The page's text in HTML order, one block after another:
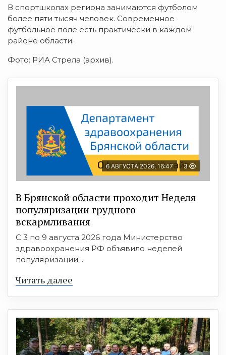
В спортшколах региона занимаются футболом
более пяти тысяч человек. Современное
футбольное поле есть практически в каждом
районе области.
Фото: РИА Стрела (архив).
6 АВГУСТА 2026, 16:47 3
В Брянской области проходит Неделя
популяризации грудного
вскармливания
С 3 по 9 августа 2026 года Министерство
здравоохранения РФ объявило неделей
популяризации ...
Читать далее